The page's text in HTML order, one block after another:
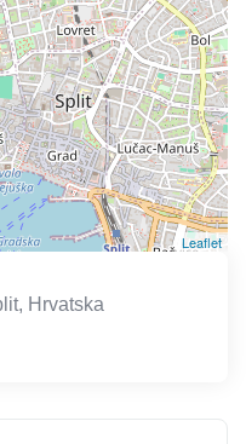
Leaflet
Hrvatska